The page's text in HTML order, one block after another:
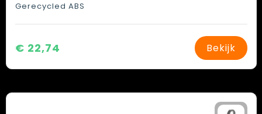
Gerecycled ABS
€ 22,74 Bekijk